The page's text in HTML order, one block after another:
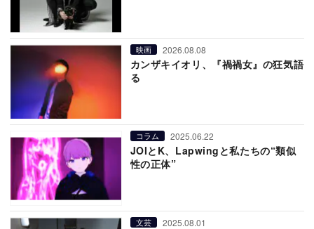
映画 2026.08.08
カンザキイオリ、『禍禍女』の狂気語
る
コラム 2025.06.22
JOIとK、Lapwingと私たちの“類似
性の正体”
文芸 2025.08.01